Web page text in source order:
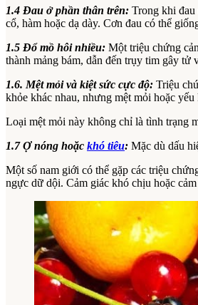
1.4 Đau ở phần thân trên: Trong khi đau
cổ, hàm hoặc dạ dày. Cơn đau có thể
1.5 Đổ mồ hôi nhiều: Một triệu chứng
thành mảng bám, dẫn đến trụy tim gây tử
1.6. Mệt mỏi và kiệt sức cực độ: Triệu
khỏe khác nhau, nhưng mệt mỏi hoặc
Loại mệt mỏi này không chỉ là tình trạng
1.7 Ợ nóng hoặc khó tiêu: Mặc dù dấu
Một số nam giới có thể gặp các triệu
ngực dữ dội. Cảm giác khó chịu hoặc